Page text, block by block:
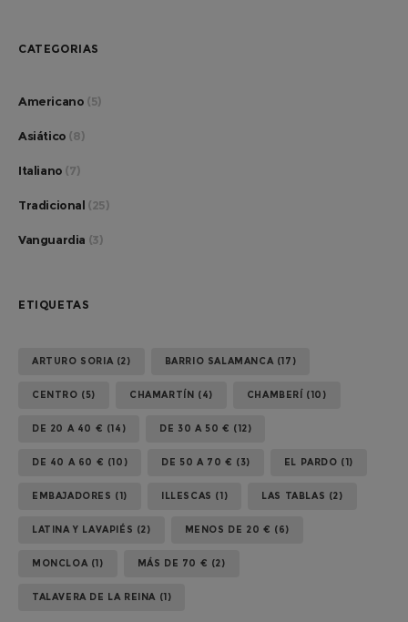
CATEGORIAS
Americano (5)
Asiático (8)
Italiano (7)
Tradicional (25)
Vanguardia (3)
ETIQUETAS
ARTURO SORIA(2) BARRIO SALAMANCA(17)
CENTRO (5) CHAMARTÍN (4) CHAMBERÍ (10)
DE 20 A 40 € (14) DE 30 A 50 € (12)
DE 40 A 60 € (10) DE 50 A 70 € (3) EL PARDO (1)
EMBAJADORES (1) ILLESCAS (1) LAS TABLAS (2)
LATINA Y LAVAPIÉS (2) MENOS DE 20 € (6)
MONCLOA(1) MÁS DE 70 € (2)
TALAVERA DE LA REINA (1)